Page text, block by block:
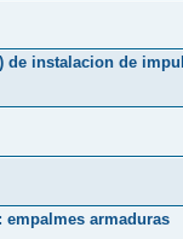
de instalacion de
armaduras